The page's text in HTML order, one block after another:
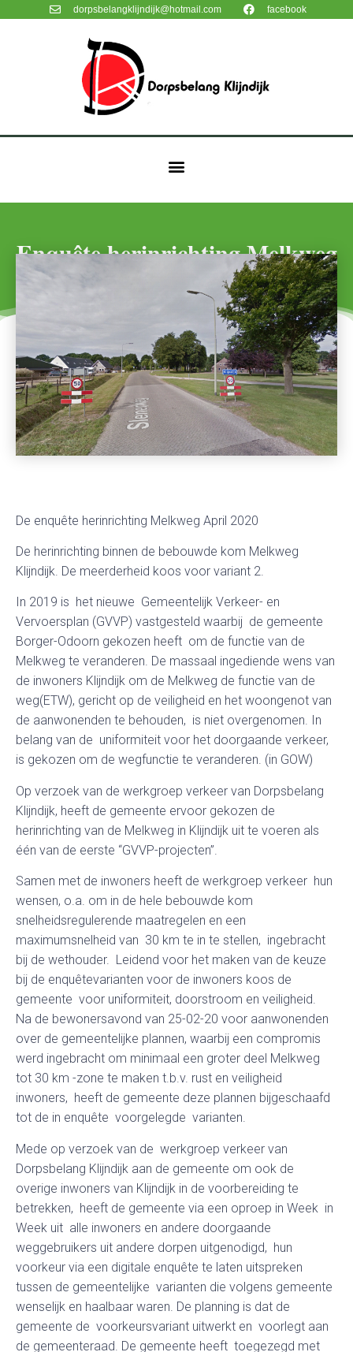
dorpsbelangklijndijk@hotmail.com facebook
Enquête herinrichting Melkweg
De enquête herinrichting Melkweg April 2020
De herinrichting binnen de bebouwde kom Melkweg
Klijndijk. De meerderheid koos voor variant 2.
In 2019 is het nieuwe Gemeentelijk Verkeer- en
Vervoersplan (GVVP) vastgesteld waarbij de gemeente
Borger-Odoorn gekozen heeft om de functie van de
Melkweg te veranderen. De massaal ingediende wens van
de inwoners Klijndijk om de Melkweg de functie van de
weg(ETW), gericht op de veiligheid en het woongenot van
de aanwonenden te behouden, is niet overgenomen. In
belang van de uniformiteit voor het doorgaande verkeer,
is gekozen om de wegfunctie te veranderen. (in GOW)
Op verzoek van de werkgroep verkeer van Dorpsbelang
Klijndijk, heeft de gemeente ervoor gekozen de
herinrichting van de Melkweg in Klijndijk uit te voeren als
één van de eerste “GVVP-projecten”.
Samen met de inwoners heeft de werkgroep verkeer hun
wensen, o.a. om in de hele bebouwde kom
snelheidsregulerende maatregelen en een
maximumsnelheid van 30 km te in te stellen, ingebracht
bij de wethouder. Leidend voor het maken van de keuze
bij de enquêtevarianten voor de inwoners koos de
gemeente voor uniformiteit, doorstroom en veiligheid.
Na de bewonersavond van 25-02-20 voor aanwonenden
over de gemeentelijke plannen, waarbij een compromis
werd ingebracht om minimaal een groter deel Melkweg
tot 30 km -zone te maken t.b.v. rust en veiligheid
inwoners, heeft de gemeente deze plannen bijgeschaafd
tot de in enquête voorgelegde varianten.
Mede op verzoek van de werkgroep verkeer van
Dorpsbelang Klijndijk aan de gemeente om ook de
overige inwoners van Klijndijk in de voorbereiding te
betrekken, heeft de gemeente via een oproep in Week in
Week uit alle inwoners en andere doorgaande
weggebruikers uit andere dorpen uitgenodigd, hun
voorkeur via een digitale enquête te laten uitspreken
tussen de gemeentelijke varianten die volgens gemeente
wenselijk en haalbaar waren. De planning is dat de
gemeente de voorkeursvariant uitwerkt en voorlegt aan
de gemeenteraad. De gemeente heeft toegezegd met